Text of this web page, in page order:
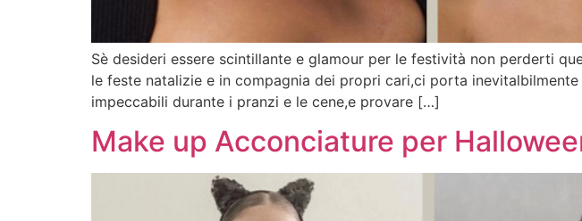
Sè desideri essere scintillante e glamour per le festività non perderti
le feste natalizie e in compagnia dei propri cari,ci porta
impeccabili durante i pranzi e le cene,e provare […]
Make up Acconciature per